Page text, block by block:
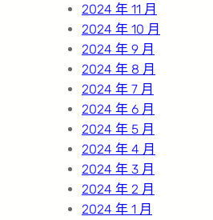
2024 年 11 月
2024 年 10 月
2024 年 9 月
2024 年 8 月
2024 年 7 月
2024 年 6 月
2024 年 5 月
2024 年 4 月
2024 年 3 月
2024 年 2 月
2024 年 1 月